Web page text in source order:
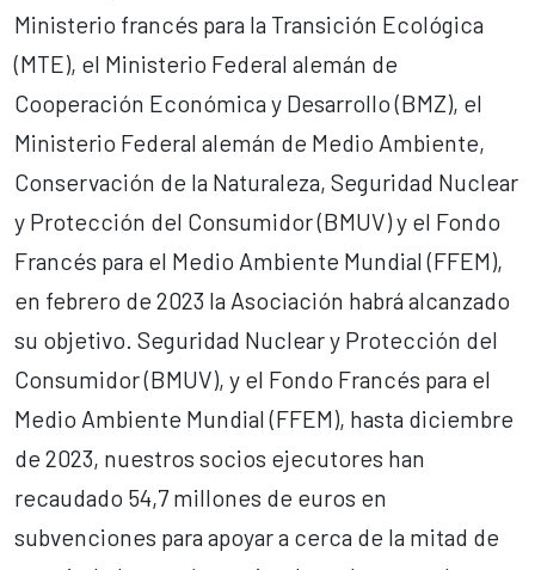
Ministerio francés para la Transición Ecológica
(MTE), el Ministerio Federal alemán de
Cooperación Económica y Desarrollo (BMZ), el
Ministerio Federal alemán de Medio Ambiente,
Conservación de la Naturaleza, Seguridad Nuclear
y Protección del Consumidor (BMUV) y el Fondo
Francés para el Medio Ambiente Mundial (FFEM),
en febrero de 2023 la Asociación habrá alcanzado
su objetivo. Seguridad Nuclear y Protección del
Consumidor (BMUV), y el Fondo Francés para el
Medio Ambiente Mundial (FFEM), hasta diciembre
de 2023, nuestros socios ejecutores han
recaudado 54,7 millones de euros en
subvenciones para apoyar a cerca de la mitad de